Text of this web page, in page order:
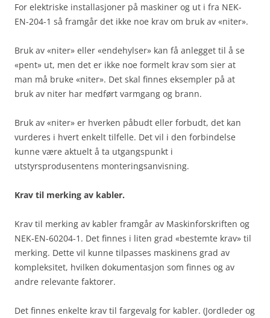
For elektriske installasjoner på maskiner og ut i fra NEK-
EN-204-1 så framgår det ikke noe krav om bruk av «niter».
Bruk av «niter» eller «endehylser» kan få anlegget til å se
«pent» ut, men det er ikke noe formelt krav som sier at
man må bruke «niter». Det skal finnes eksempler på at
bruk av niter har medført varmgang og brann.
Bruk av «niter» er hverken påbudt eller forbudt, det kan
vurderes i hvert enkelt tilfelle. Det vil i den forbindelse
kunne være aktuelt å ta utgangspunkt i
utstyrsprodusentens monteringsanvisning.
Krav til merking av kabler.
Krav til merking av kabler framgår av Maskinforskriften og
NEK-EN-60204-1. Det finnes i liten grad «bestemte krav» til
merking. Dette vil kunne tilpasses maskinens grad av
kompleksitet, hvilken dokumentasjon som finnes og av
andre relevante faktorer.
Det finnes enkelte krav til fargevalg for kabler. (Jordleder og